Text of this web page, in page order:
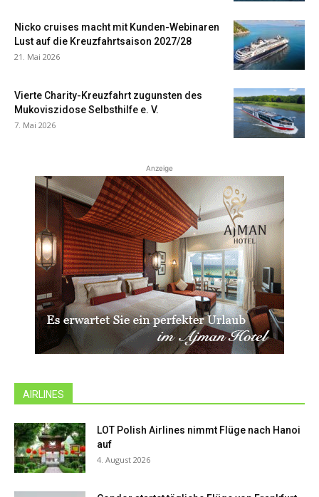
Nicko cruises macht mit Kunden-Webinaren
Lust auf die Kreuzfahrtsaison 2027/28
21. Mai 2026
Vierte Charity-Kreuzfahrt zugunsten des
Mukoviszidose Selbsthilfe e. V.
7. Mai 2026
Anzeige
AIRLINES
LOT Polish Airlines nimmt Flüge nach Hanoi
auf
4. August 2026